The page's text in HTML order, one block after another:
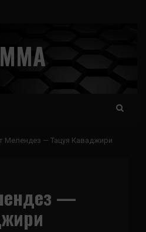
Мелендез — Тацуя Каваджири
—